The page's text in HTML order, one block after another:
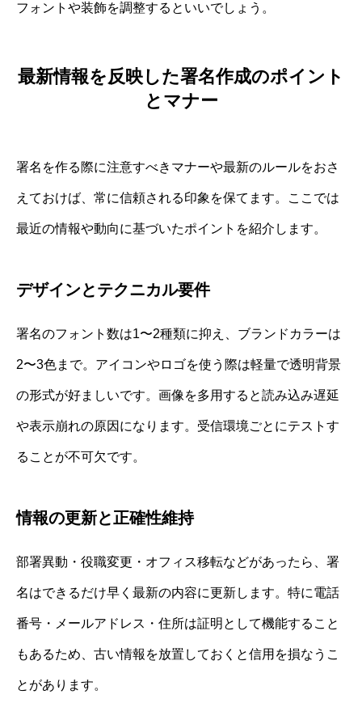
フォントや装飾を調整するといいでしょう。
最新情報を反映した署名作成のポイント
とマナー
署名を作る際に注意すべきマナーや最新のルールをおさ
えておけば、常に信頼される印象を保てます。ここでは
最近の情報や動向に基づいたポイントを紹介します。
デザインとテクニカル要件
署名のフォント数は1〜2種類に抑え、ブランドカラーは
2〜3色まで。アイコンやロゴを使う際は軽量で透明背景
の形式が好ましいです。画像を多用すると読み込み遅延
や表示崩れの原因になります。受信環境ごとにテストす
ることが不可欠です。
情報の更新と正確性維持
部署異動・役職変更・オフィス移転などがあったら、署
名はできるだけ早く最新の内容に更新します。特に電話
番号・メールアドレス・住所は証明として機能すること
もあるため、古い情報を放置しておくと信用を損なうこ
とがあります。